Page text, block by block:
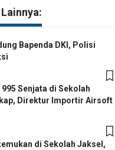
Bapenda DKI, Polisi
Senjata di Sekolah
Direktur Importir Airsoft
di Sekolah Jaksel,